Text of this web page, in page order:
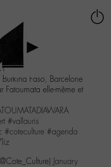
Faso, Barcelone
Fatoumata elle-même et
#vallauris
#coteculture #agenda
January